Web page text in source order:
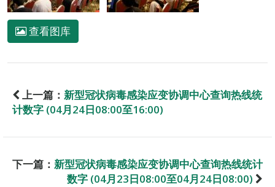
查看图库
上一篇： 新型冠状病毒感染应变协调中心查询热线统
计数字 (04月24日08:00至16:00)
下一篇： 新型冠状病毒感染应变协调中心查询热线统计
数字 (04月23日08:00至04月24日08:00)